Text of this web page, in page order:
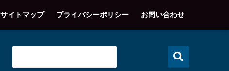
サイトマップ プライバシーポリシー お問い合わせ